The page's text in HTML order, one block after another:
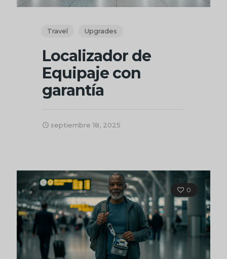
Travel Upgrades
Localizador de
Equipaje con
garantía
septiembre 18, 2025
0